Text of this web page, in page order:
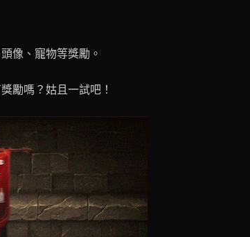
像、寵物等獎勵。
勵嗎？姑且一試吧！